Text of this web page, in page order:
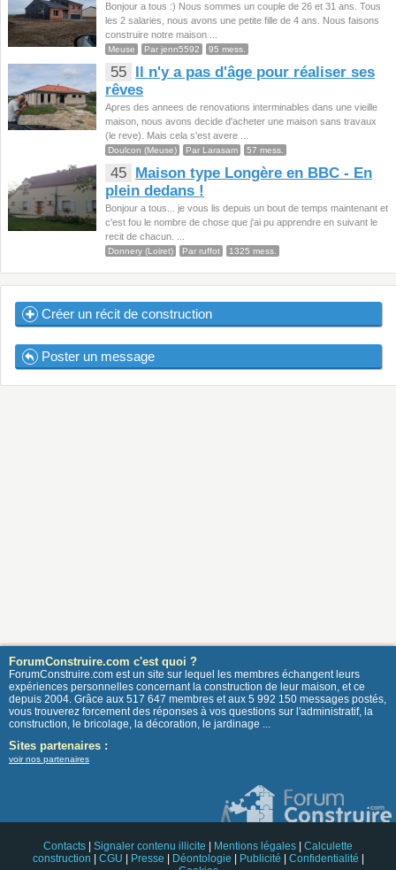
Bonjour a tous :) Nous sommes un couple de 26 et 31 ans. Tous
les 2 salaries, nous avons une petite fille de 4 ans. Nous faisons
construire notre maison ...
Meuse Par jenn5592 95 mess.
55
Il n'y a pas d'âge pour réaliser ses
rêves
Apres des annees de renovations interminables dans une vieille
maison, nous avons decide d'acheter une maison sans travaux
(le reve). Mais cela s'est avere ...
Doulcon (Meuse) Par Larasam 57 mess.
45
Maison type Longère en BBC - En
plein dedans !
Bonjour a tous... je vous lis depuis un bout de temps maintenant et
c'est fou le nombre de chose que j'ai pu apprendre en suivant le
recit de chacun. ...
Donnery (Loiret) Par ruffot 1325 mess.
Créer un récit de construction
Poster un message
ForumConstruire.com c'est quoi ?
ForumConstruire.com est un site sur lequel les membres échangent leurs
expériences personnelles concernant la construction de leur maison, et ce
depuis 2004. Grâce aux 517 647 membres et aux 5 992 150 messages postés,
vous trouverez forcement des réponses à vos questions sur l'administratif, la
construction, le bricolage, la décoration, le jardinage ...
Sites partenaires :
voir nos partenaires
Contacts Signaler contenu illicite Mentions légales
Calculette
construction
CGU Presse Déontologie Publicité Confidentialité